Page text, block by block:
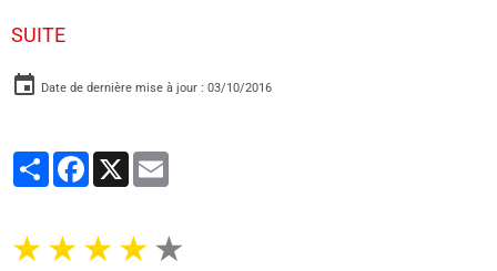
SUITE
Date de dernière mise à jour : 03/10/2016
PartagerFacebook
X
★★★★★